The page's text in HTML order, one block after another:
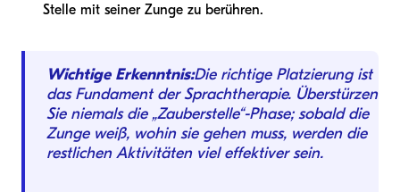
Stelle mit seiner Zunge zu berühren.
Wichtige Erkenntnis:Die richtige Platzierung ist
das Fundament der Sprachtherapie. Überstürzen
Sie niemals die „Zauberstelle“-Phase; sobald die
Zunge weiß, wohin sie gehen muss, werden die
restlichen Aktivitäten viel effektiver sein.